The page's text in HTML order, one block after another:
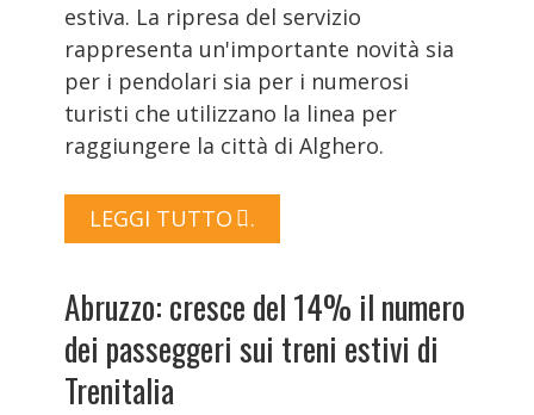
estiva. La ripresa del servizio
rappresenta un'importante novità sia
per i pendolari sia per i numerosi
turisti che utilizzano la linea per
raggiungere la città di Alghero.
LEGGI TUTTO …
Abruzzo: cresce del 14% il numero
dei passeggeri sui treni estivi di
Trenitalia